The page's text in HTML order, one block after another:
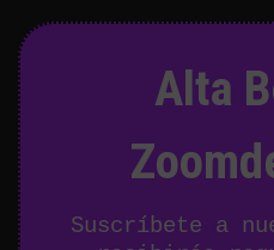
Alta
Suscríbete a